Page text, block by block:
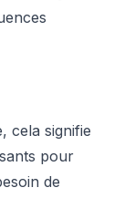
cela signifie
pour
de